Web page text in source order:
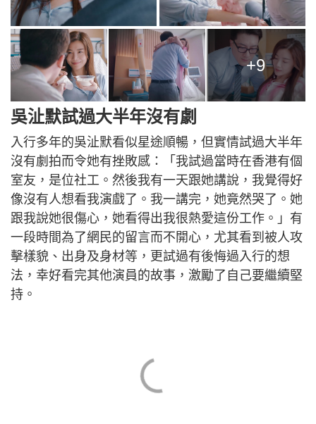
+9
吳沚默試過大半年沒有劇
入行多年的吳沚默看似星途順暢，但實情試過大半年
沒有劇拍而令她有挫敗感：「我試過當時在香港有個
室友，是位社工。然後我有一天跟她講說，我覺得好
像沒有人想看我演戲了。我一講完，她竟然哭了。她
跟我說她很傷心，她看得出我很熱愛這份工作。」有
一段時間為了網民的留言而不開心，尤其看到被人攻
擊樣貌、出身及身材等，更試過有後悔過入行的想
法，幸好看完其他演員的故事，激勵了自己要繼續堅
持。